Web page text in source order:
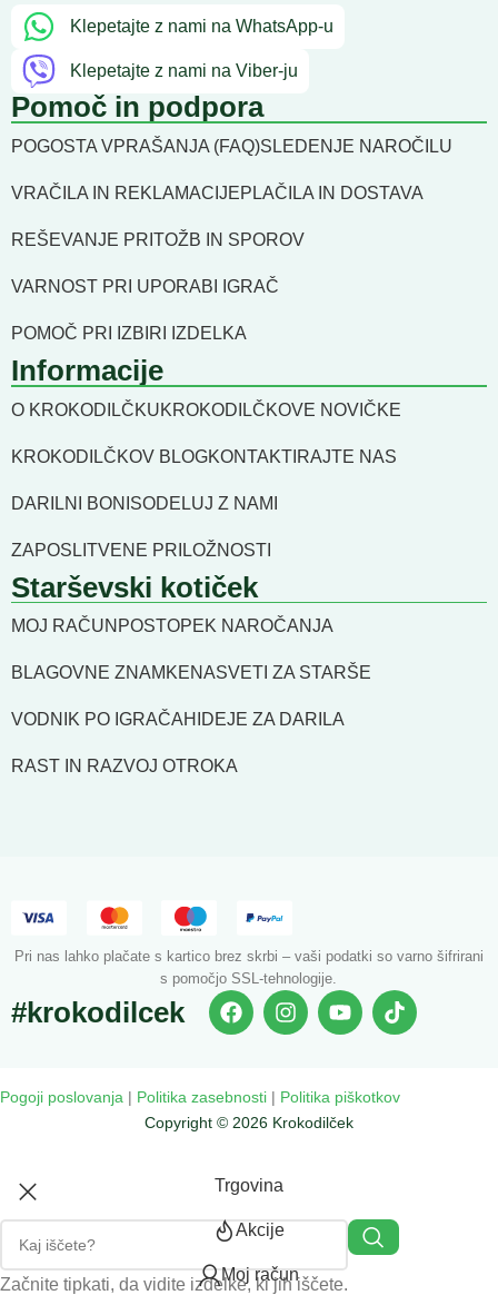
Klepetajte z nami na WhatsApp-u
Klepetajte z nami na Viber-ju
Pomoč in podpora
POGOSTA VPRAŠANJA (FAQ)SLEDENJE NAROČILU
VRAČILA IN REKLAMACIJEPLAČILA IN DOSTAVA
REŠEVANJE PRITOŽB IN SPOROV
VARNOST PRI UPORABI IGRAČ
POMOČ PRI IZBIRI IZDELKA
Informacije
O KROKODILČKUKROKODILČKOVE NOVIČKE
KROKODILČKOV BLOGKONTAKTIRAJTE NAS
DARILNI BONI SODELUJ Z NAMI
ZAPOSLITVENE PRILOŽNOSTI
Starševski kotiček
MOJ RAČUN POSTOPEK NAROČANJA
BLAGOVNE ZNAMKENASVETI ZA STARŠE
VODNIK PO IGRAČAH IDEJE ZA DARILA
RAST IN RAZVOJ OTROKA
Pri nas lahko plačate s kartico brez skrbi – vaši podatki so varno šifrirani
s pomočjo SSL-tehnologije.
#krokodilcek
Copyright © 2026 Krokodilček
Pogoji poslovanja | Politika zasebnosti | Politika piškotkov
Začnite tipkati, da vidite izdelke, ki jih iščete.
Trgovina
Akcije
Moj račun